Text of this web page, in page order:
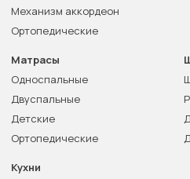
Механизм аккордеон
Ортопедические
Матрасы
Односпальные
Двуспальные
Детские
Ортопедические
Кухни